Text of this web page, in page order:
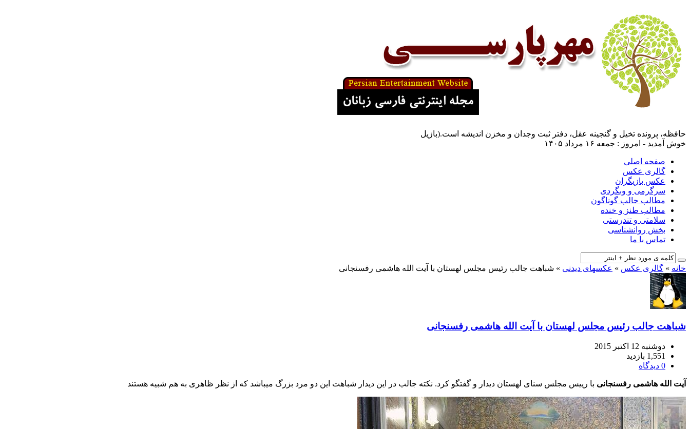
حافظه، پرونده تخيل و گنجينه عقل، دفتر ثبت وجدان و مخزن انديشه است.(بازيل
خوش آمدید - امروز : جمعه ۱۶ مرداد ۱۴۰۵
صفحه اصلی
گالری عکس
عکس بازیگران
سرگرمی و وبگردی
مطالب جالب گوناگون
مطالب طنز و خنده
سلامتی و تندرستی
بخش روانشناسی
تماس با ما
خانه » گالری عکس » عکسهای دیدنی » شباهت جالب رئیس مجلس لهستان با آیت‌ الله هاشمی رفسنجانی
شباهت جالب رئیس مجلس لهستان با آیت‌ الله هاشمی رفسنجانی
دوشنبه 12 اکتبر 2015
1,551 بازدید
0 دیدگاه
آیت الله هاشمی رفسنجانی با رییس مجلس سنای لهستان دیدار و گفتگو کرد. نکته جالب در این دیدار شباهت این دو مرد بزرگ میباشد که از نظر ظاهری به هم شبیه هستند